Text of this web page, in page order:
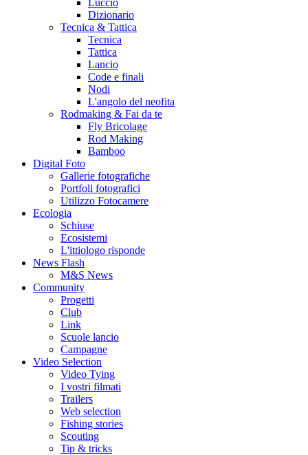
Luccio
Dizionario
Tecnica & Tattica
Tecnica
Tattica
Lancio
Code e finali
Nodi
L'angolo del neofita
Rodmaking & Fai da te
Fly Bricolage
Rod Making
Bamboo
Digital Foto
Gallerie fotografiche
Portfoli fotografici
Utilizzo Fotocamere
Ecologia
Schiuse
Ecosistemi
L'ittiologo risponde
News Flash
M&S News
Community
Progetti
Club
Link
Scuole lancio
Campagne
Video Selection
Video Tying
I vostri filmati
Trailers
Web selection
Fishing stories
Scouting
Tip & tricks